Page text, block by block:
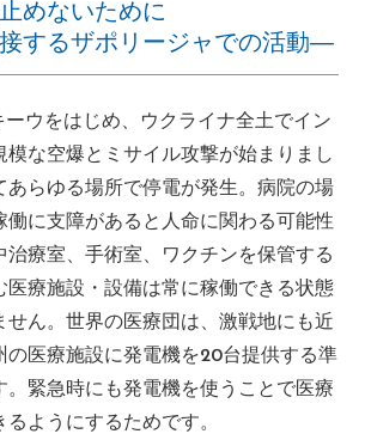
めないために
するザポリージャでの活動―
ーウをはじめ、ウクライナ全土でイン
模な空爆とミサイル攻撃が始まりまし
あらゆる場所で停電が発生。病院の場
働に支障があると人命に関わる可能性
治療室、手術室、ワクチンを保管する
医療施設・設備は常に稼働できる状態
せん。世界の医療団は、激戦地にも近
の医療施設に発電機を20台提供する準
。緊急時にも発電機を使うことで医療
ようにするためです。